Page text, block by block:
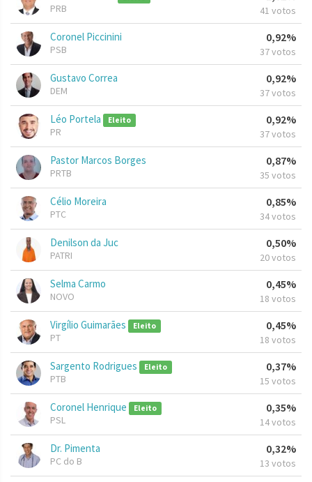
PRB 41 votos
Coronel Piccinini
PSB
0,92%
37 votos
Gustavo Correa
DEM
0,92%
37 votos
Léo Portela Eleito
PR
0,92%
37 votos
Pastor Marcos Borges
PRTB
0,87%
35 votos
Célio Moreira
PTC
0,85%
34 votos
Denilson da Juc
PATRI
0,50%
20 votos
Selma Carmo
NOVO
0,45%
18 votos
Virgílio Guimarães Eleito
PT
0,45%
18 votos
Sargento Rodrigues Eleito
PTB
0,37%
15 votos
Coronel Henrique Eleito
PSL
0,35%
14 votos
Dr. Pimenta
PC do B
0,32%
13 votos